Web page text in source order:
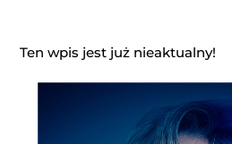
Ten wpis jest już nieaktualny!